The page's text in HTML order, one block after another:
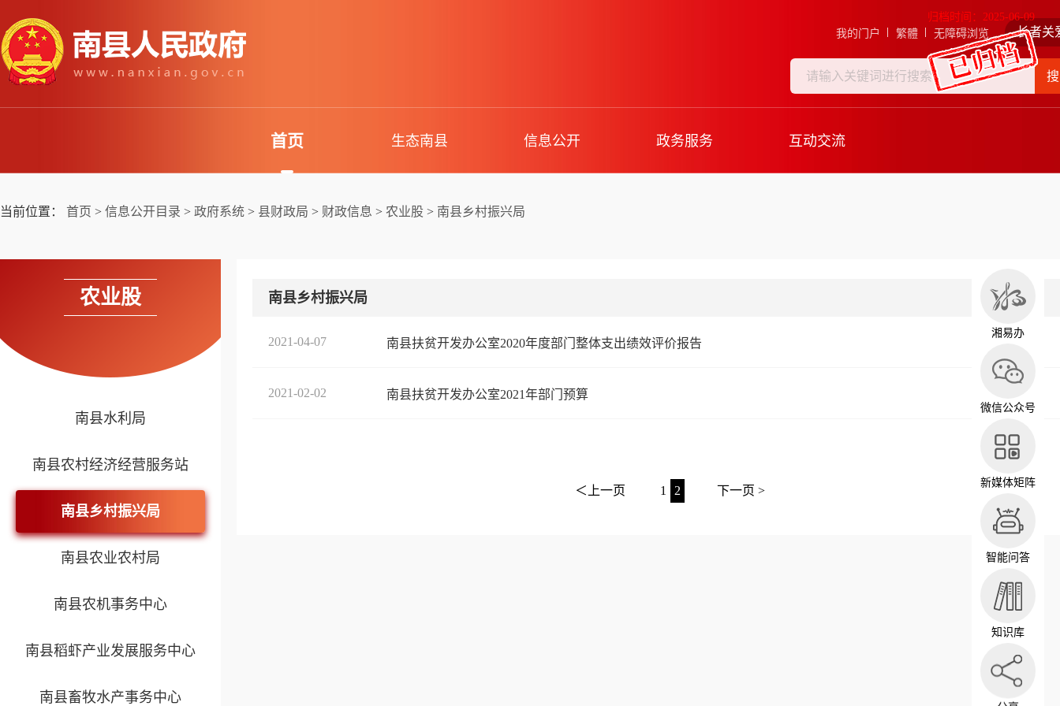
归档时间：2025-06-09
我的门户
繁體 无障碍浏览 长者关
首页 生态南县 信息公开 政务服务 互动交流
当前位置： 首页 > 信息公开目录 > 政府系统 > 县财政局 > 财政信息 > 农业股 > 南县乡村振兴局
农业股
南县水利局
南县农村经济经营服务站
南县乡村振兴局
南县农业农村局
南县农机事务中心
南县稻虾产业发展服务中心
南县畜牧水产事务中心
南县乡村振兴局
2021-04-07 南县扶贫开发办公室2020年度部门整体支出绩效评价报告
2021-02-02 南县扶贫开发办公室2021年部门预算
＜上一页 1 2 下一页 >
湘易办
微信公众号
新媒体矩阵
智能问答
知识库